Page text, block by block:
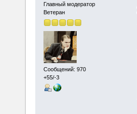
Главный модератор
Ветеран
Сообщений: 970
+55/-3